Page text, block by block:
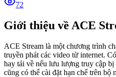
72
Giới thiệu về ACE
ACE Stream là một chương trình
truyền phát các video từ internet.
hay tải về nếu lưu lượng truy cập
cũng có thể cài đặt hạn chế trên bộ